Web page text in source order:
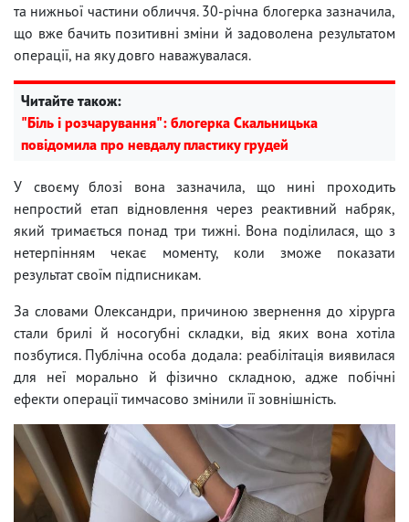
та нижньої частини обличчя. 30-річна блогерка зазначила,
що вже бачить позитивні зміни й задоволена результатом
операції, на яку довго наважувалася.
Читайте також:
"Біль і розчарування": блогерка Скальницька
повідомила про невдалу пластику грудей
У своєму блозі вона зазначила, що нині проходить
непростий етап відновлення через реактивний набряк,
який тримається понад три тижні. Вона поділилася, що з
нетерпінням чекає моменту, коли зможе показати
результат своїм підписникам.
За словами Олександри, причиною звернення до хірурга
стали брилі й носогубні складки, від яких вона хотіла
позбутися. Публічна особа додала: реабілітація виявилася
для неї морально й фізично складною, адже побічні
ефекти операції тимчасово змінили її зовнішність.